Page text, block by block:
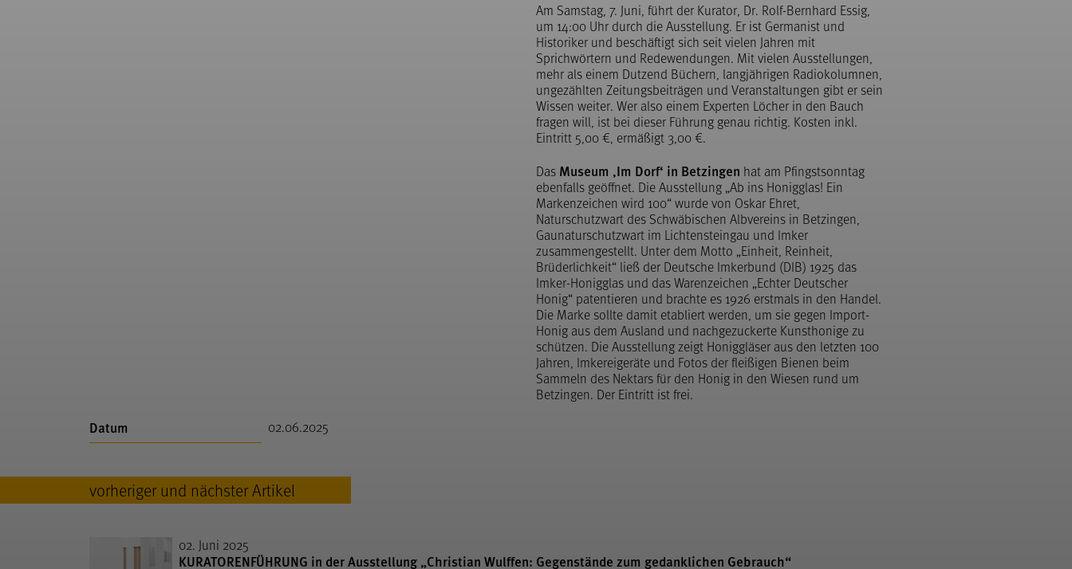
Am Samstag, 7. Juni, führt der Kurator, Dr. Rolf-Bernhard Essig,
um 14:00 Uhr durch die Ausstellung. Er ist Germanist und
Historiker und beschäftigt sich seit vielen Jahren mit
Sprichwörtern und Redewendungen. Mit vielen Ausstellungen,
mehr als einem Dutzend Büchern, langjährigen Radiokolumnen,
ungezählten Zeitungsbeiträgen und Veranstaltungen gibt er sein
Wissen weiter. Wer also einem Experten Löcher in den Bauch
fragen will, ist bei dieser Führung genau richtig. Kosten inkl.
Eintritt 5,00 €, ermäßigt 3,00 €.
Das Museum ‚Im Dorf‘ in Betzingen hat am Pfingstsonntag
ebenfalls geöffnet. Die Ausstellung „Ab ins Honigglas! Ein
Markenzeichen wird 100“ wurde von Oskar Ehret,
Naturschutzwart des Schwäbischen Albvereins in Betzingen,
Gaunaturschutzwart im Lichtensteingau und Imker
zusammengestellt. Unter dem Motto „Einheit, Reinheit,
Brüderlichkeit“ ließ der Deutsche Imkerbund (DIB) 1925 das
Imker-Honigglas und das Warenzeichen „Echter Deutscher
Honig“ patentieren und brachte es 1926 erstmals in den Handel.
Die Marke sollte damit etabliert werden, um sie gegen Import-
Honig aus dem Ausland und nachgezuckerte Kunsthonige zu
schützen. Die Ausstellung zeigt Honiggläser aus den letzten 100
Jahren, Imkereigeräte und Fotos der fleißigen Bienen beim
Sammeln des Nektars für den Honig in den Wiesen rund um
Betzingen. Der Eintritt ist frei.
Datum 02.06.2025
vorheriger und nächster Artikel
02. Juni 2025
KURATORENFÜHRUNG in der Ausstellung „Christian Wulffen: Gegenstände zum gedanklichen Gebrauch“